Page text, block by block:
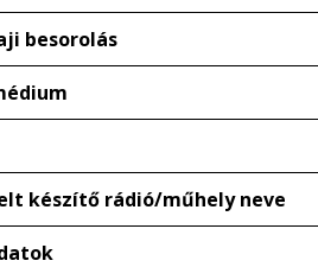
besorolás
készítő rádió/műhely neve